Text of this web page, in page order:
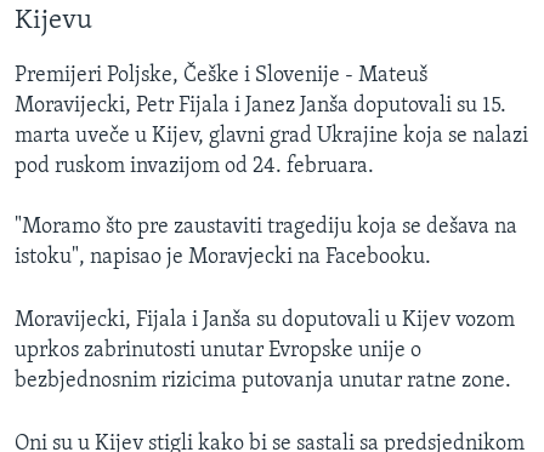
Kijevu
Premijeri Poljske, Češke i Slovenije - Mateuš
Moravijecki, Petr Fijala i Janez Janša doputovali su 15.
marta uveče u Kijev, glavni grad Ukrajine koja se nalazi
pod ruskom invazijom od 24. februara.
"Moramo što pre zaustaviti tragediju koja se dešava na
istoku", napisao je Moravjecki na Facebooku.
Moravijecki, Fijala i Janša su doputovali u Kijev vozom
uprkos zabrinutosti unutar Evropske unije o
bezbjednosnim rizicima putovanja unutar ratne zone.
Oni su u Kijev stigli kako bi se sastali sa predsjednikom